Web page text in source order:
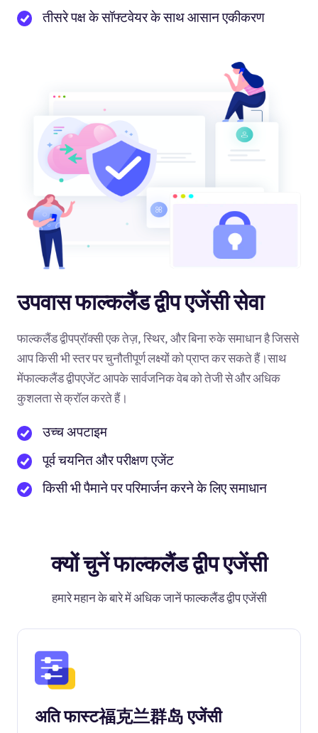
तीसरे पक्ष के सॉफ्टवेयर के साथ आसान एकीकरण
उपवास फाल्कलैंड द्वीप एजेंसी सेवा
फाल्कलैंड द्वीपप्रॉक्सी एक तेज़, स्थिर, और बिना रुके समाधान है जिससे
आप किसी भी स्तर पर चुनौतीपूर्ण लक्ष्यों को प्राप्त कर सकते हैं।साथ
मेंफाल्कलैंड द्वीपएजेंट आपके सार्वजनिक वेब को तेजी से और अधिक
कुशलता से क्रॉल करते हैं।
उच्च अपटाइम
पूर्व चयनित और परीक्षण एजेंट
किसी भी पैमाने पर परिमार्जन करने के लिए समाधान
क्यों चुनें फाल्कलैंड द्वीप एजेंसी
हमारे महान के बारे में अधिक जानें फाल्कलैंड द्वीप एजेंसी
अति फास्ट福克兰群岛 एजेंसी